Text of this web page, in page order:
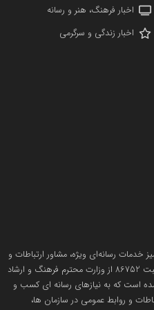
مردمی
در کشور
خبر
اخبار فرهنگ، هنر و رسانه
اخبار زندگی و سرگرمی
خدمات رسانه‌ای ویژه، مشاور ارتباطات و
رسانه و دارنده مجوز رسانه رسمی با شماره ثبت 86752 از وزارت محترم فرهنگ و ارشاد
است که به نیازهای رسانه ای کسب و
و روابط عمومی در سازمان ها،